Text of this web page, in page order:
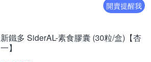
開賣提醒我
新鐵多 SiderAL-素食膠囊 (30粒/盒)【杏
一】